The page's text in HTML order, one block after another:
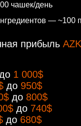
чашек/день
— ~100
прибыль
1 000$
до 950$
до 800$
до 740$
до 680$